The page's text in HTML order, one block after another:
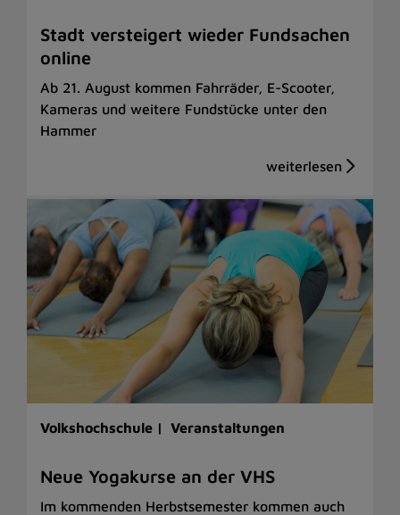
Stadt versteigert wieder Fundsachen
online
Ab 21. August kommen Fahrräder, E-Scooter,
Kameras und weitere Fundstücke unter den
Hammer
Volkshochschule | Veranstaltungen
Neue Yogakurse an der VHS
Im kommenden Herbstsemester kommen auch